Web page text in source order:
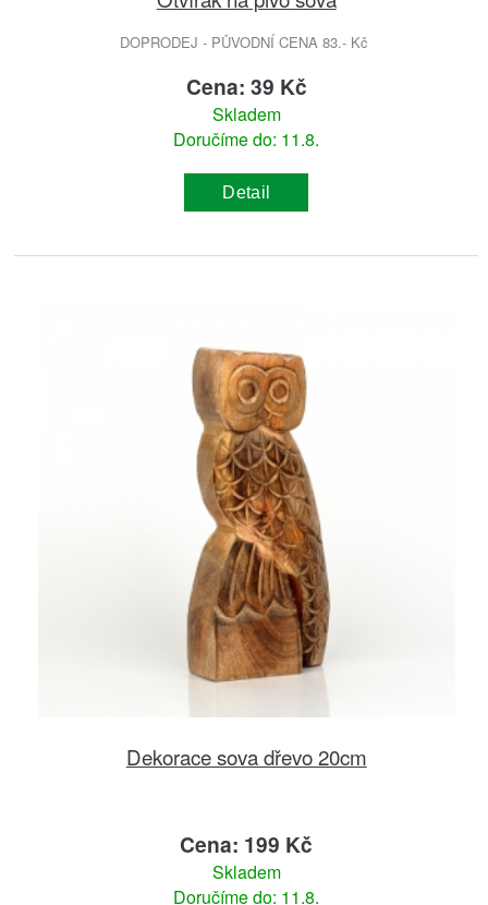
DOPRODEJ - PŮVODNÍ CENA 83.- Kč
Cena: 39 Kč
Skladem
Doručíme do: 11.8.
Detail
Dekorace sova dřevo 20cm
Cena: 199 Kč
Skladem
Doručíme do: 11.8.